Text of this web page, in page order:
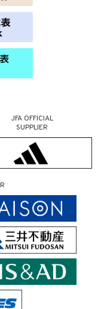
JFA OFFICIAL
SUPPLIER